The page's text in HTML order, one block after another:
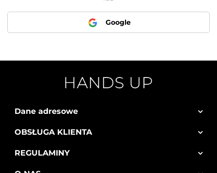
Google
Dane adresowe
OBSŁUGA KLIENTA
REGULAMINY